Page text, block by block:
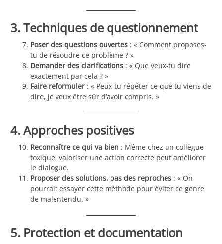
3. Techniques de questionnement
Poser des questions ouvertes : « Comment proposes-
tu de résoudre ce problème ? »
Demander des clarifications : « Que veux-tu dire
exactement par cela ? »
Faire reformuler : « Peux-tu répéter ce que tu viens de
dire, je veux être sûr d’avoir compris. »
4. Approches positives
Reconnaître ce qui va bien : Même chez un collègue
toxique, valoriser une action correcte peut améliorer
le dialogue.
Proposer des solutions, pas des reproches : « On
pourrait essayer cette méthode pour éviter ce genre
de malentendu. »
5. Protection et documentation